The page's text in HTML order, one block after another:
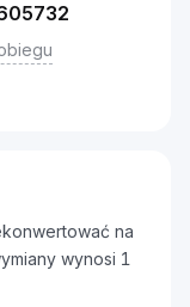
na
wynosi 1